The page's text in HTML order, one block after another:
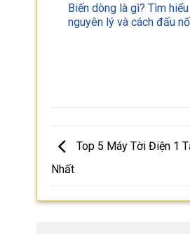
Biến dòng là gì? Tìm
nguyên lý và cách đấu
Top 5 Máy Tời Điện 1
Nhất